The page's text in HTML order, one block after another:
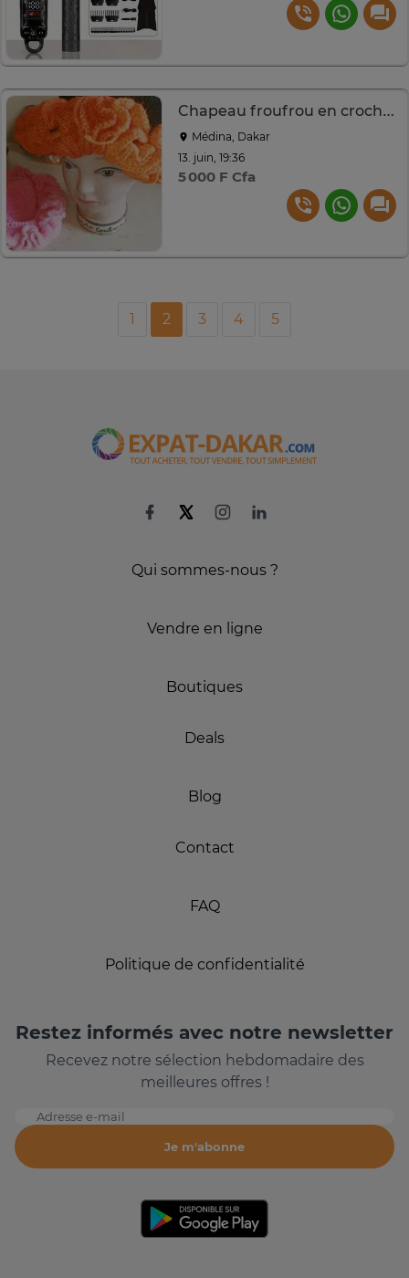
Chapeau froufrou en crochet
Médina, Dakar
13. juin, 19:36
5 000 F Cfa
1 2 3 4 5
Qui sommes-nous ?
Vendre en ligne
Boutiques
Deals
Blog
Contact
FAQ
Politique de confidentialité
Restez informés avec notre newsletter
Recevez notre sélection hebdomadaire des
meilleures offres !
Adresse e-mail
Je m'abonne